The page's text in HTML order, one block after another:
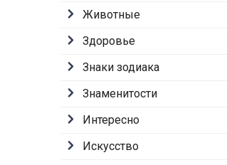
Животные
Здоровье
Знаки зодиака
Знаменитости
Интересно
Искусство